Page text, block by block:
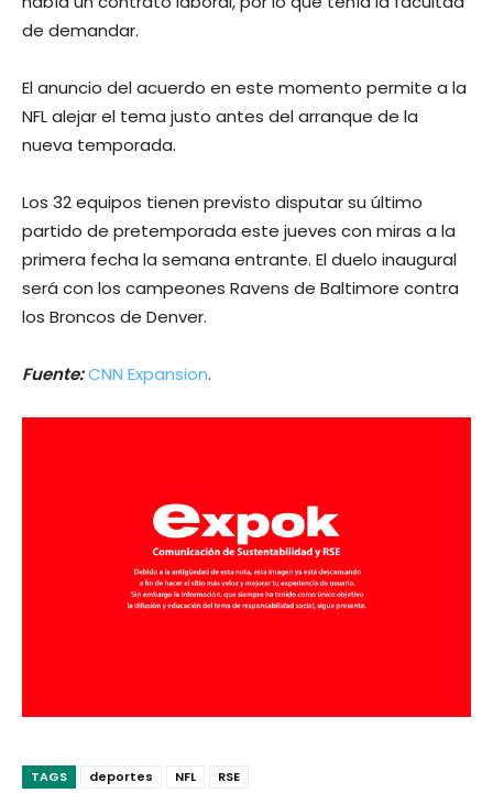
de demandar.
El anuncio del acuerdo en este momento permite a la
NFL alejar el tema justo antes del arranque de la
nueva temporada.
Los 32 equipos tienen previsto disputar su último
partido de pretemporada este jueves con miras a la
primera fecha la semana entrante. El duelo inaugural
será con los campeones Ravens de Baltimore contra
los Broncos de Denver.
Fuente:CNN Expansion.
TAGS deportes NFL RSE